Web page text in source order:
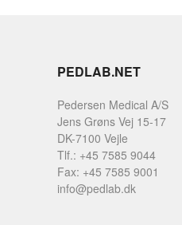
PEDLAB.NET
Pedersen Medical A/S
Jens Grøns Vej 15-17
DK-7100 Vejle
Tlf.: +45 7585 9044
Fax: +45 7585 9001
info@pedlab.dk